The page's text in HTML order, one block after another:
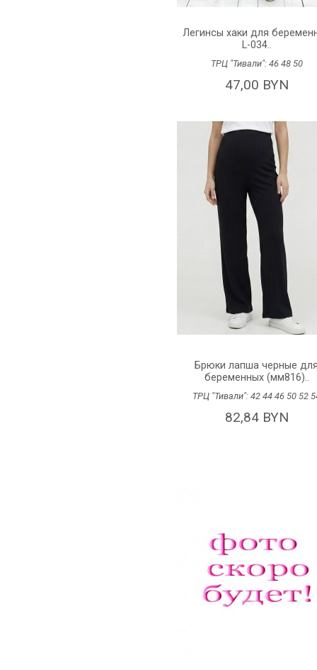
Легинсы хаки для
L-034..
ТРЦ "Тивали": 46 48 50
47,00 BYN
Брюки лапша черные
беременных (мм816)..
ТРЦ "Тивали":424446 50 52
82,84 BYN